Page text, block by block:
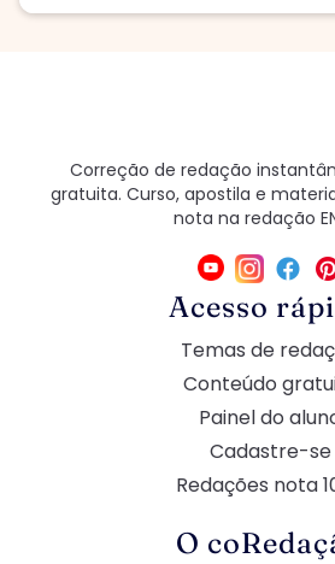
Correção de redação
gratuita. Curso, apostila e
nota na redação
Acesso
Temas de
Conteúdo
Painel do
Cadastre-se
Redações nota
O